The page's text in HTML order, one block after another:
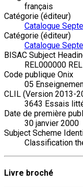
français
Catégorie (éditeur)
Catalogue
Catégorie (éditeur)
Catalogue
BISAC Subject
REL000000
Code publique Onix
05
CLIL (Version 2013-
3643 Essais
Date de première
30 janvier 2000
Subject Scheme
Classification
Livre broché